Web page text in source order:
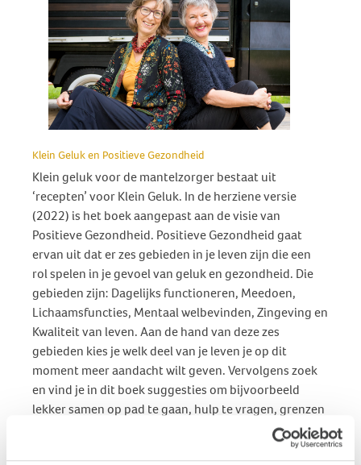
Klein Geluk en Positieve Gezondheid
Klein geluk voor de mantelzorger bestaat uit
‘recepten’ voor Klein Geluk. In de herziene versie
(2022) is het boek aangepast aan de visie van
Positieve Gezondheid. Positieve Gezondheid gaat
ervan uit dat er zes gebieden in je leven zijn die een
rol spelen in je gevoel van geluk en gezondheid. Die
gebieden zijn: Dagelijks functioneren, Meedoen,
Lichaamsfuncties, Mentaal welbevinden, Zingeving en
Kwaliteit van leven. Aan de hand van deze zes
gebieden kies je welk deel van je leven je op dit
moment meer aandacht wilt geven. Vervolgens zoek
en vind je in dit boek suggesties om bijvoorbeeld
lekker samen op pad te gaan, hulp te vragen, grenzen
aan te geven of de sleur te doorbreken. Of misschien
heb je wel zin om één van de vijftien oppeppers toe te